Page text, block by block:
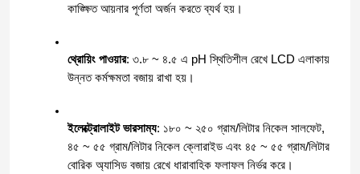
কাঙ্ক্ষিত আয়নার পূর্ণতা অর্জন করতে ব্যর্থ হয়।
থ্রোয়িং পাওয়ার: ৩.৮ ~ ৪.৫ এ pH স্থিতিশীল রেখে LCD এলাকায়
উন্নত কর্মক্ষমতা বজায় রাখা হয়।
ইলেক্ট্রোলাইট ভারসাম্য: ১৮০ ~ ২৫০ গ্রাম/লিটার নিকেল সালফেট,
৪৫ ~ ৫৫ গ্রাম/লিটার নিকেল ক্লোরাইড এবং ৪৫ ~ ৫৫ গ্রাম/লিটার
বোরিক অ্যাসিড বজায় রেখে ধারাবাহিক ফলাফল নির্ভর করে।